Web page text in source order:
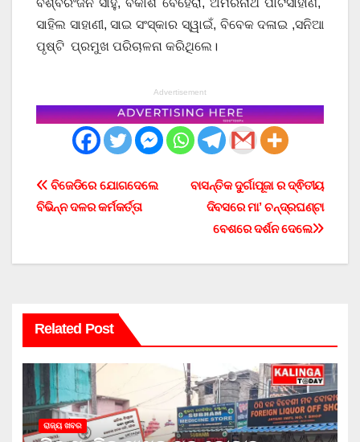
ସାହିଲ ସାହାଣୀ, ସାଇ ସଂସ୍କାର ସ୍ୱାଇଁ, ବିବେକ ଦଳାଇ ,ସନିଆ
ପୃଷ୍ଟି ପ୍ରମୁଖ ପରିଚାଳନା କରିଥିଲେ।
Advertisement
Post
navigation
ବାସନ୍ତିକ ଦୁର୍ଗାପୂଜା ର ଦ୍ଵିତୀୟ
ଦିବସରେ ମା’ ଚନ୍ଦ୍ରଘଣ୍ଟା
ବେଶରେ ଦର୍ଶନ ଦେଲେ
ବିଜେଡିରେ ଯୋଗଦେଲେ
ବିଭିନ୍ନ ଦଳର କର୍ମକର୍ତ୍ତା
Related Post
ରାଜ୍ୟ ଖବର